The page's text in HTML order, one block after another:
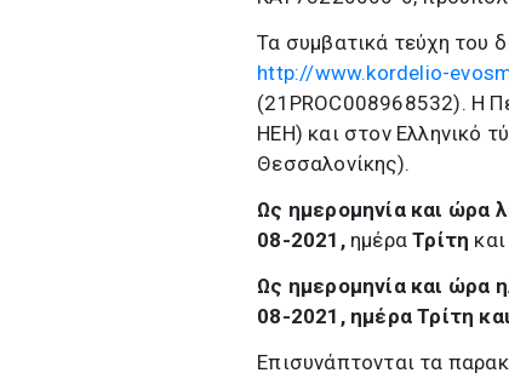
Τα συμβατικά τεύχη του
http://www.kordelio-
(21PROC008968532). Η
ΗΕΗ) και στον Ελληνικό
Θεσσαλονίκης).
Ως ημερομηνίακαι ώρα
08-2021,ημέραΤρίτη
Ως ημερομηνία και ώρα
08-2021, ημέρα Τρίτη
Επισυνάπτονται τα